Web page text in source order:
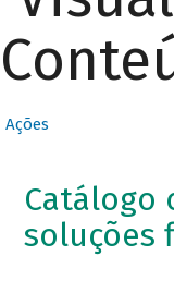
Ações
Catálogo
soluções